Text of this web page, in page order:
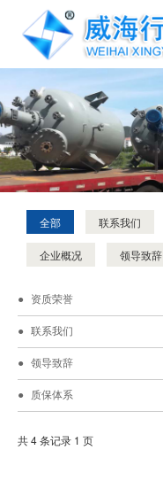
全部 联系我们
企业概况 领导致辞
资质荣誉
联系我们
领导致辞
质保体系
共 4 条记录 1 页